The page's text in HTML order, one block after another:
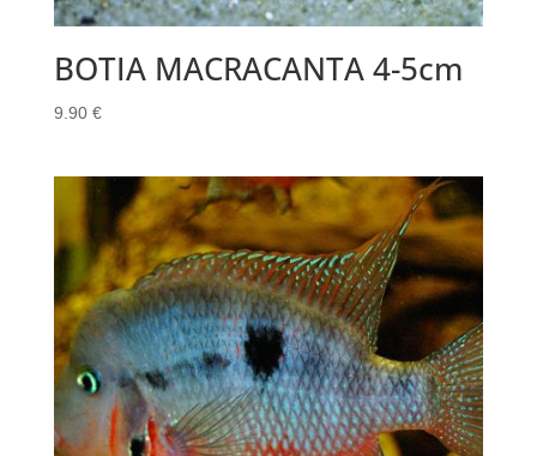
BOTIA MACRACANTA 4-5cm
9.90 €